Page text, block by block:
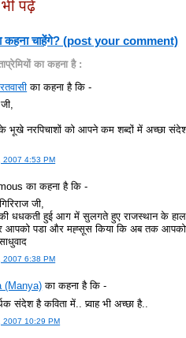
पढ़ें
कहना चाहेंगे? (post your comment)
का कहना है :
का कहना है कि -
भूखे नरपिचाशों को आपने कम शब्दों में अच्छा
2007 4:53 PM
का कहना है कि -
जी,
धधकती हुई आग में सुलगते हुए राजस्थान के हाल
आपको पडा और मह्सूस किया कि अब तक आपको
2007 6:38 PM
(Manya) का कहना है कि -
संदेश है कविता में.. प्र्वाह भी अच्छा है..
2007 10:29 PM